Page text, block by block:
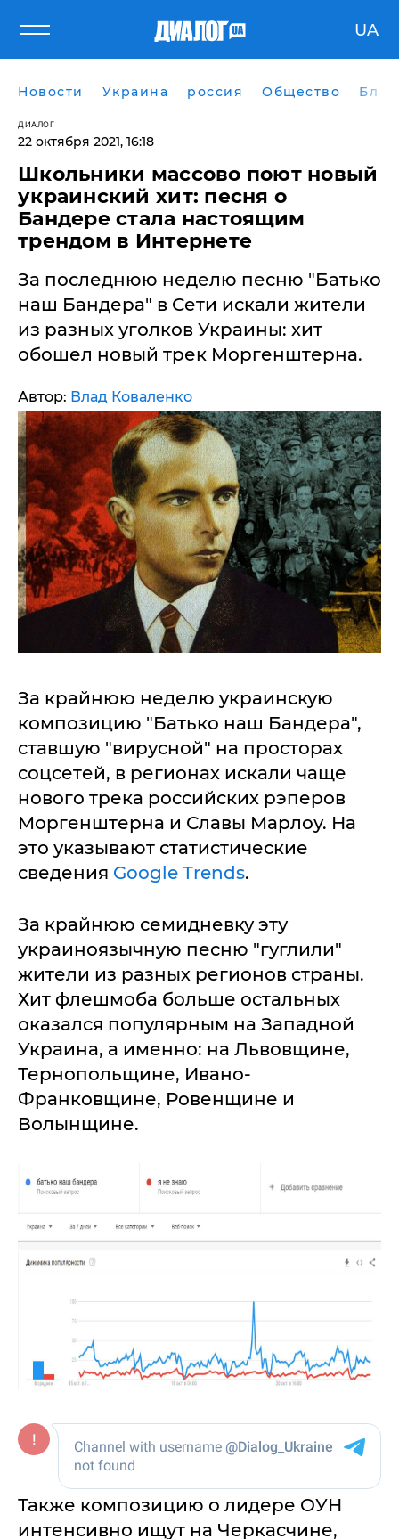
UA
Новости Украина россия Общество
ДИАЛОГ
22 октября 2021, 16:18
Школьники массово поют новый
украинский хит: песня о
Бандере стала настоящим
трендом в Интернете
За последнюю неделю песню "Батько
наш Бандера" в Сети искали жители
из разных уголков Украины: хит
обошел новый трек Моргенштерна.
Автор: Влад Коваленко
За крайнюю неделю украинскую
композицию "Батько наш Бандера",
ставшую "вирусной" на просторах
соцсетей, в регионах искали чаще
нового трека российских рэперов
Моргенштерна и Славы Марлоу. На
это указывают статистические
сведения Google Trends.
За крайнюю семидневку эту
украиноязычную песню "гуглили"
жители из разных регионов страны.
Хит флешмоба больше остальных
оказался популярным на Западной
Украина, а именно: на Львовщине,
Тернопольщине, Ивано-
Франковщине, Ровенщине и
Волынщине.
Также композицию о лидере ОУН
интенсивно ищут на Черкасчине,